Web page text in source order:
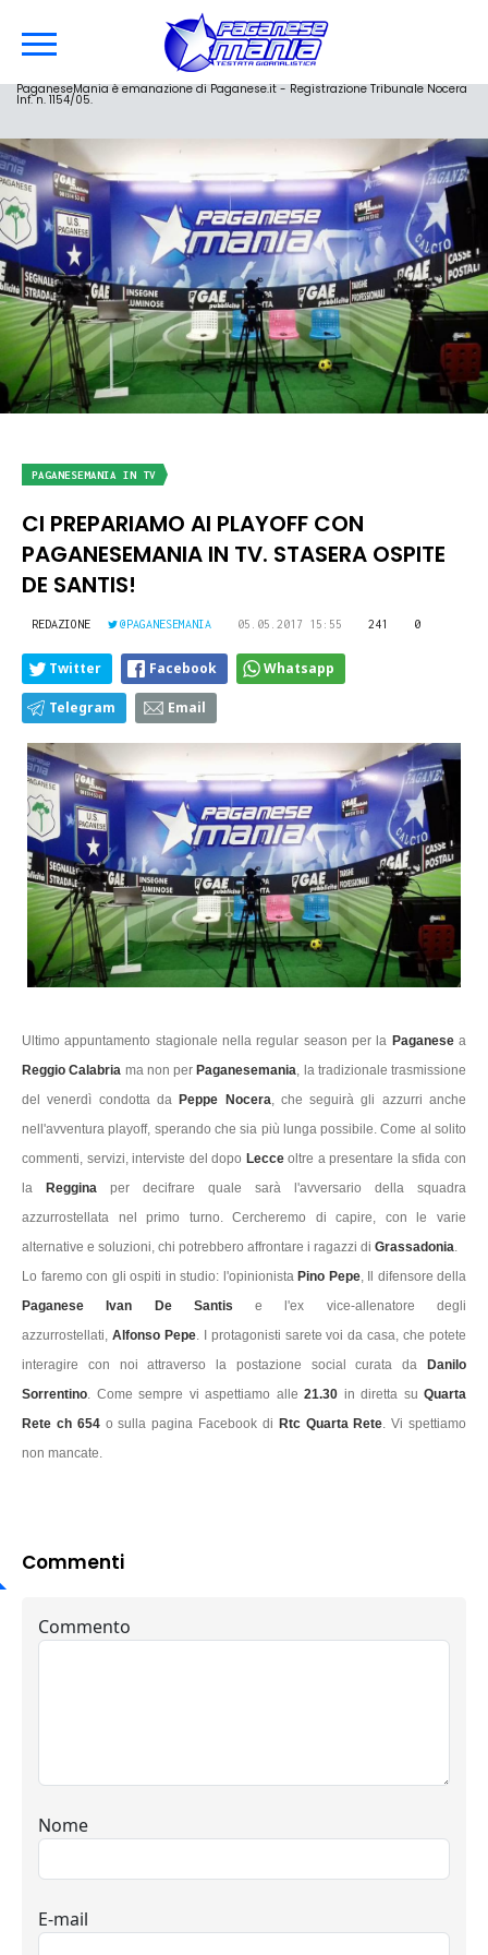
PaganeseMania è emanazione di Paganese.it - Registrazione Tribunale Nocera
Inf. n. 1154/05.
PAGANESEMANIA IN TV
CI PREPARIAMO AI PLAYOFF CON
PAGANESEMANIA IN TV. STASERA OSPITE
DE SANTIS!
REDAZIONE @PAGANESEMANIA 05.05.2017 15:55 241 0
Twitter Facebook Whatsapp
Telegram Email
Ultimo appuntamento stagionale nella regular season per la Paganesea
Reggio Calabria ma non perPaganesemania, la tradizionale trasmissione
del venerdì condotta daPeppe Nocera, che seguirà gli azzurri anche
nell'avventura playoff, sperando che sia più lunga possibile. Come al solito
commenti, servizi, interviste del dopo Lecceoltre a presentare la sfida con
la Reggina per decifrare quale sarà l'avversario della squadra
azzurrostellata nel primo turno. Cercheremo di capire, con le varie
alternative e soluzioni, chi potrebbero affrontare i ragazzi di Grassadonia.
Lo faremo con gli ospiti in studio: l'opinionista Pino Pepe, Il difensore della
Paganese Ivan De Santis e l'ex vice-allenatore degli
azzurrostellati, Alfonso Pepe. I protagonisti sarete voi da casa, che potete
interagire con noi attraverso la postazione social curata da Danilo
Sorrentino. Come sempre vi aspettiamo alle 21.30 in diretta su Quarta
Rete ch 654 o sulla pagina Facebook di Rtc Quarta Rete. Vi spettiamo
non mancate.
Commenti